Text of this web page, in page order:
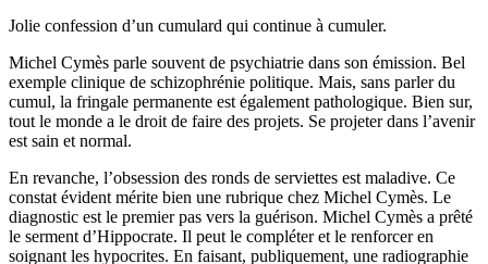
Jolie confession d’un cumulard qui continue à cumuler.
Michel Cymès parle souvent de psychiatrie dans son émission. Bel
exemple clinique de schizophrénie politique. Mais, sans parler du
cumul, la fringale permanente est également pathologique. Bien sur,
tout le monde a le droit de faire des projets. Se projeter dans l’avenir
est sain et normal.
En revanche, l’obsession des ronds de serviettes est maladive. Ce
constat évident mérite bien une rubrique chez Michel Cymès. Le
diagnostic est le premier pas vers la guérison. Michel Cymès a prêté
le serment d’Hippocrate. Il peut le compléter et le renforcer en
soignant les hypocrites. En faisant, publiquement, une radiographie